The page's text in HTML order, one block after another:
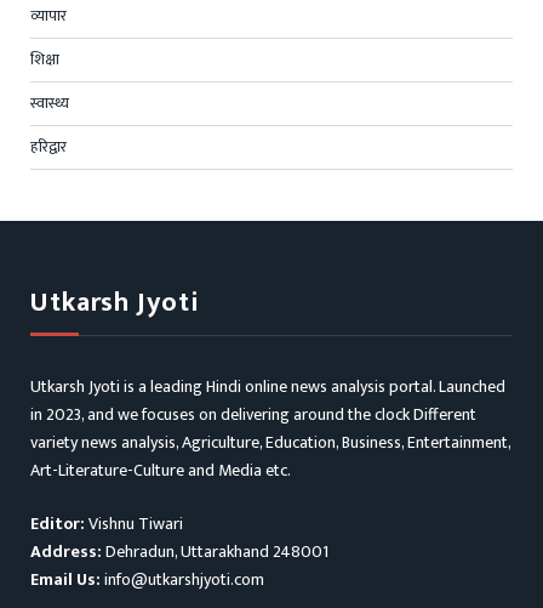
व्यापार
शिक्षा
स्वास्थ्य
हरिद्वार
Utkarsh Jyoti
Utkarsh Jyoti is a leading Hindi online news analysis portal. Launched
in 2023, and we focuses on delivering around the clock Different
variety news analysis, Agriculture, Education, Business, Entertainment,
Art-Literature-Culture and Media etc.
Editor:Vishnu Tiwari
Address:Dehradun, Uttarakhand 248001
Email Us:info@utkarshjyoti.com